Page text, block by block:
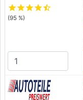
starstarstarstarstar_half
(95 %)